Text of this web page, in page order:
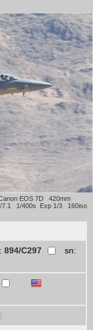
EOS 7D 420mm
7.1 1/400s Exp 1/3 160iso
894/C297
sn: